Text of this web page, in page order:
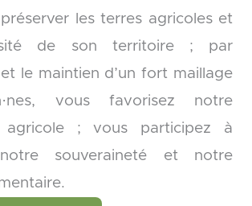
les terres agricoles et
de son territoire ; par
et le maintien d’un fort maillage
vous favorisez notre
agricole ; vous participez à
souveraineté et notre